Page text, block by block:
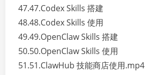
47.47.Codex Skills 搭建
48.48.Codex Skills 使用
49.49.OpenClaw Skills 搭建
50.50.OpenClaw Skills 使用
51.51.ClawHub 技能商店使用.mp4